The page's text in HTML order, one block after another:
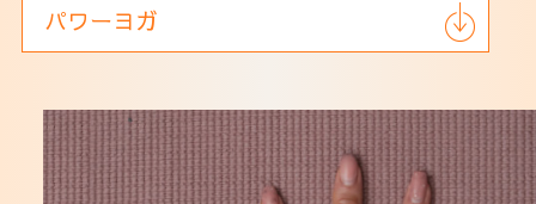
パワーヨガ